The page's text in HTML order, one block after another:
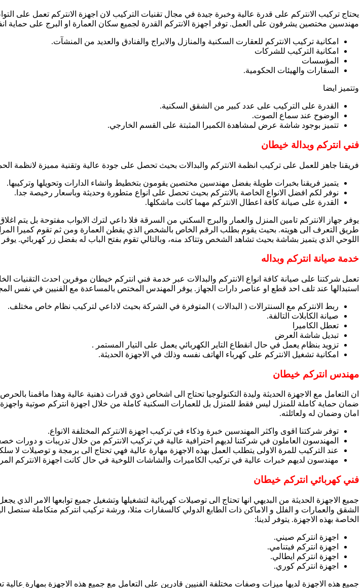
مهندسين مختصين يشرفون على العمل. توفر اجهزة الانتركم القدرة لجميع سكان العمارة او البرج على حماية
امكانية تركيب الانتركم للعقارت السكنية والمنازل والابراج والفنادق والعديد من المنشآت.
امكانية التركيب للشركات
المؤسسات
السفارات والهيئات الحكومية.
وتتميز ايضا
القدرة على التركيب على عدد كبير من الشقق السكنية.
الوضوح عند سماع الصوت.
تتميز بوجود شاشة عرض لمشاهدة الكميرا المثبتة على القسم الخارجي.
فني انتركم وبدالة خيطان
فريقنا جاهز للعمل على تركيب انظمة الانتركم والبدالات بحيث تحصل على جودة عالية وتقنية مميزة لانظمة
يتميز فريقنا بخبرات طويلة بفضل مهندسين مختصين يقومون بتخطيط وانشاء الدارات وتحويلها وتركيبها.
نوفر لكم افضل الانواع الخاصة بالانتركم بحيث تحصل على انواع متطورة وحديثة وباسعار رخيصة جدا.
القدرة على صيانة كافة اعطال الانتركم مهما كانت ماشكلها.
يوفر جهاز الانتركم تامين المنزل والعمار والبرج السكني من السرقة فلا داعي لترك الابواب مفتوحة بل يتم
طريق التعرف الى هويته. بحيث يقوم بطلب الرقم الخاص بالشخص الذي يقطن العمارة ومن ثم تقوم كميرا
اللوحي الذي يتميز بشاشة بحيث تشاهد الشخص وتتاكد منه، وبالتالي تقوم بفتح الباب له بفضل زر كهربائي.
خدمة صيانة انتركم وبداله
تعمل شركتنا على صيانة كافة انواع الانتركم والبدالات عبر خدمة فني انتركم خيطان موفرين احدث التقنيات
استبدالها عند تلف احد قطع او عناصر دارات الجهاز. يوفر المهندس المختص بالمساعدة مع الفنيين في نفس
ربط الانتركم مع السنترالات ( البدالات ) المتوفرة في الشركة بحيث لاداعي لتركيب نظام خاص مختلف.
صيانة الكابلات التالفة.
تعطل الكاميرا
تبديل شاشة العرض
تزويد بنظام يعمل في حال انقطاع التاير الكهربائي يعمل على التيار المستمر .
امكانية تشغيل الانتركم على كهرباء الهاتف نفسه وذلك في الاجهزة الحديثة.
مهندس انتركم خيطان
ان التعامل مع الاجهزة الحديثة وليدة التكنولوجيا تحتاج الى اشخاص ذوي قدرات ذهنية عالية وهذا ماقمنا
ضمان حماية كاملة للمنزل ليس فقط للمنزل بل للعمارات السكنية كاملة من خلال اجهزة انتركم صوتية
امان وضمان له ولعائلته.
توفر شركتنا اقوى واكثر المهندسين خبرة وذكاء في تركيب اجهزة الانتركم المختلفة الانواع.
المهندسون العاملون في شركتنا لديهم احترافية عالية في تركيب الانتركم من خلال تدريبات و دورات
عند التركيب للمرة الاولى يتطلب العمل بهذه الاجهزة مهارة عالية فهي تحتاج الى برمجة و توصيلات
مهندسون لديهم خبرات عالية في تركيب الكاميرات والشاشات اللوخية في حال كانت اجهزة الانتركم
فني كهربائي انتركم خيطان
جميع الاجهزة الحديثة من البديهي انها تحتاج الى توصيلات كهربائية لتشغيلها وتشغيل جميع توابعها الامر
الشقق والعمارات و الفلل و الاماكن ذات الطابع الدولي كالسفارات مثلا، ورشة تركيب انتركم متكاملة ستصل
الخاصة بهذه الاجهزة. يتوفر لدينا:
اجهزة انتركم صيني.
اجهزة انتركم فيتنامي.
اجهزة انتركم ايطالي.
اجهزة انتركم كوري.
جميع هذه الاجهزة لديها ميزات وصفات مختلفة الفنيين قادرين على التعامل مع جميع هذه الاجهزة بمهارة